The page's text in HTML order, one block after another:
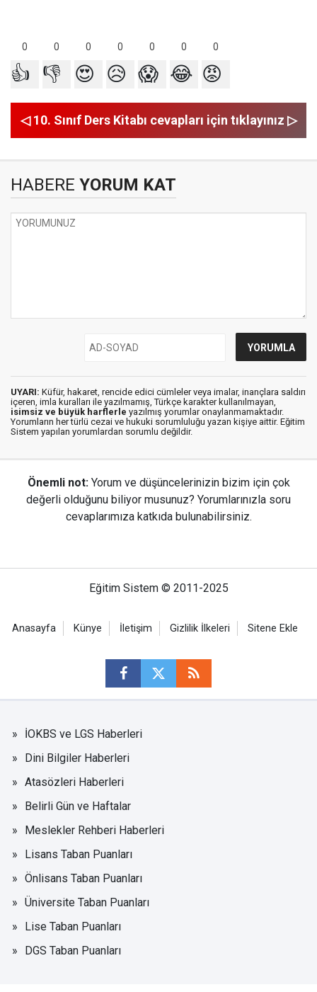
0 0 0 0 0 0 0
👍 👎 😍 😥 😱 😂 😡
◁ 10. Sınıf Ders Kitabı cevapları için tıklayınız ▷
HABERE YORUM KAT
UYARI: Küfür, hakaret, rencide edici cümleler veya imalar, inançlara saldırı
içeren, imla kuralları ile yazılmamış, Türkçe karakter kullanılmayan,
isimsiz ve büyük harflerle yazılmış yorumlar onaylanmamaktadır.
Yorumların her türlü cezai ve hukuki sorumluluğu yazan kişiye aittir. Eğitim
Sistem yapılan yorumlardan sorumlu değildir.
Önemli not: Yorum ve düşüncelerinizin bizim için çok
değerli olduğunu biliyor musunuz? Yorumlarınızla soru
cevaplarımıza katkıda bulunabilirsiniz.
Eğitim Sistem © 2011-2025
Anasayfa Künye İletişim Gizlilik İlkeleri Sitene Ekle
İOKBS ve LGS Haberleri
Dini Bilgiler Haberleri
Atasözleri Haberleri
Belirli Gün ve Haftalar
Meslekler Rehberi Haberleri
Lisans Taban Puanları
Önlisans Taban Puanları
Üniversite Taban Puanları
Lise Taban Puanları
DGS Taban Puanları